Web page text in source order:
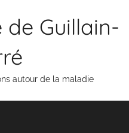
de Guillain-
autour de la maladie